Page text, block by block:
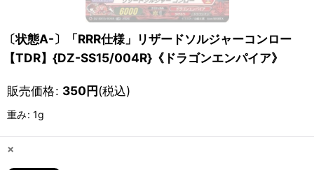
〔状態A-〕「RRR仕様」リザードソルジャーコンロー
【TDR】{DZ-SS15/004R}《ドラゴンエンパイア》
販売価格: 350円(税込)
重み: 1g
×